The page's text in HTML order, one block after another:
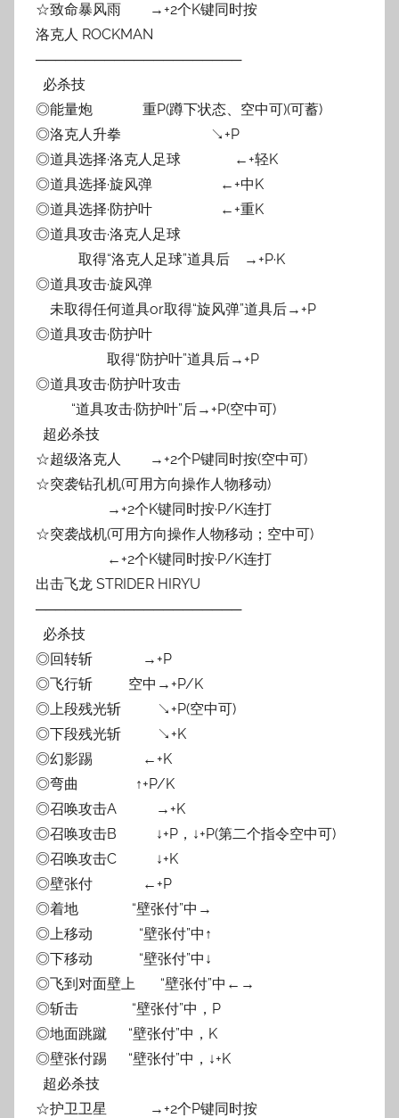
☆致命暴风雨 →+2个K键同时按
洛克人 ROCKMAN
─────────────────────
必杀技
◎能量炮 重P(蹲下状态、空中可)(可蓄)
◎洛克人升拳 ↘+P
◎道具选择·洛克人足球 ←+轻K
◎道具选择·旋风弹 ←+中K
◎道具选择·防护叶 ←+重K
◎道具攻击·洛克人足球
取得“洛克人足球”道具后 →+P·K
◎道具攻击·旋风弹
未取得任何道具or取得“旋风弹”道具后→+P
◎道具攻击·防护叶
取得“防护叶”道具后→+P
◎道具攻击·防护叶攻击
“道具攻击·防护叶”后→+P(空中可)
超必杀技
☆超级洛克人 →+2个P键同时按(空中可)
☆突袭钻孔机(可用方向操作人物移动)
→+2个K键同时按·P/K连打
☆突袭战机(可用方向操作人物移动；空中可)
←+2个K键同时按·P/K连打
出击飞龙 STRIDER HIRYU
─────────────────────
必杀技
◎回转斩 →+P
◎飞行斩 空中→+P/K
◎上段残光斩 ↘+P(空中可)
◎下段残光斩 ↘+K
◎幻影踢 ←+K
◎弯曲 ↑+P/K
◎召唤攻击A →+K
◎召唤攻击B ↓+P，↓+P(第二个指令空中可)
◎召唤攻击C ↓+K
◎壁张付 ←+P
◎着地 “壁张付”中→
◎上移动 “壁张付”中↑
◎下移动 “壁张付”中↓
◎飞到对面壁上 “壁张付”中←→
◎斩击 “壁张付”中，P
◎地面跳蹴 “壁张付”中，K
◎壁张付踢 “壁张付”中，↓+K
超必杀技
☆护卫卫星 →+2个P键同时按